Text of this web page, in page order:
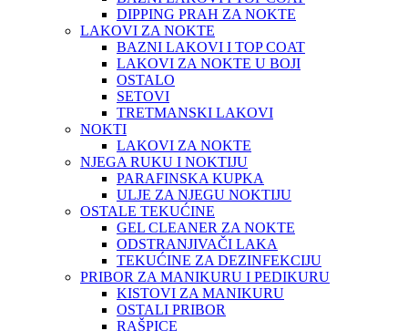
DIPPING PRAH ZA NOKTE
LAKOVI ZA NOKTE
BAZNI LAKOVI I TOP COAT
LAKOVI ZA NOKTE U BOJI
OSTALO
SETOVI
TRETMANSKI LAKOVI
NOKTI
LAKOVI ZA NOKTE
NJEGA RUKU I NOKTIJU
PARAFINSKA KUPKA
ULJE ZA NJEGU NOKTIJU
OSTALE TEKUĆINE
GEL CLEANER ZA NOKTE
ODSTRANJIVAČI LAKA
TEKUĆINE ZA DEZINFEKCIJU
PRIBOR ZA MANIKURU I PEDIKURU
KISTOVI ZA MANIKURU
OSTALI PRIBOR
RAŠPICE